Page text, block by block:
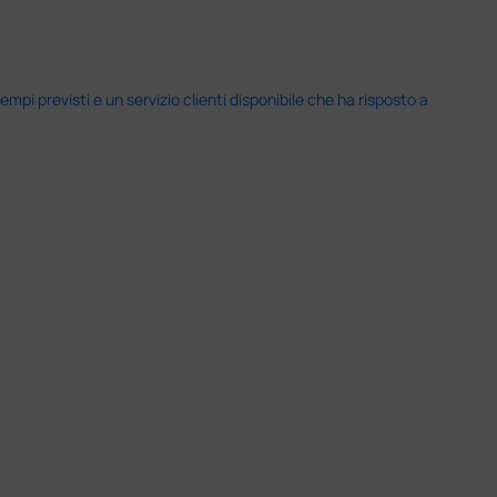
previsti e un servizio clienti disponibile che ha risposto a